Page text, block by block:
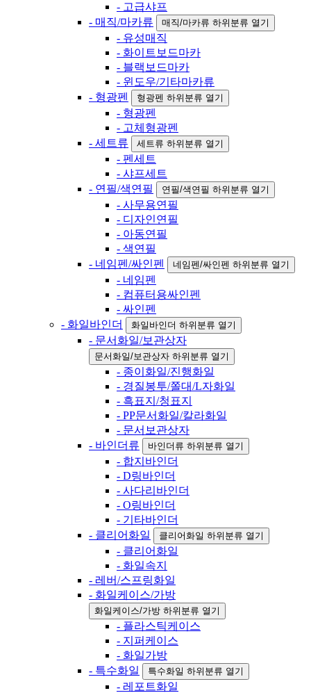
- 고급샤프
- 매직/마카류
매직/마카류 하위분류 열기
- 유성매직
- 화이트보드마카
- 블랙보드마카
- 윈도우/기타마카류
- 형광펜
형광펜 하위분류 열기
- 형광펜
- 고체형광펜
- 세트류
세트류 하위분류 열기
- 펜세트
- 샤프세트
- 연필/색연필
연필/색연필 하위분류 열기
- 사무용연필
- 디자인연필
- 아동연필
- 색연필
- 네임펜/싸인펜
네임펜/싸인펜 하위분류 열기
- 네임펜
- 컴퓨터용싸인펜
- 싸인펜
- 화일바인더
화일바인더 하위분류 열기
- 문서화일/보관상자
문서화일/보관상자 하위분류 열기
- 종이화일/진행화일
- 경질봉투/쫄대/L자화일
- 흑표지/청표지
- PP문서화일/칼라화일
- 문서보관상자
- 바인더류
바인더류 하위분류 열기
- 합지바인더
- D링바인더
- 사다리바인더
- O링바인더
- 기타바인더
- 클리어화일
클리어화일 하위분류 열기
- 클리어화일
- 화일속지
- 레버/스프링화일
- 화일케이스/가방
화일케이스/가방 하위분류 열기
- 플라스틱케이스
- 지퍼케이스
- 화일가방
- 특수화일
특수화일 하위분류 열기
- 레포트화일